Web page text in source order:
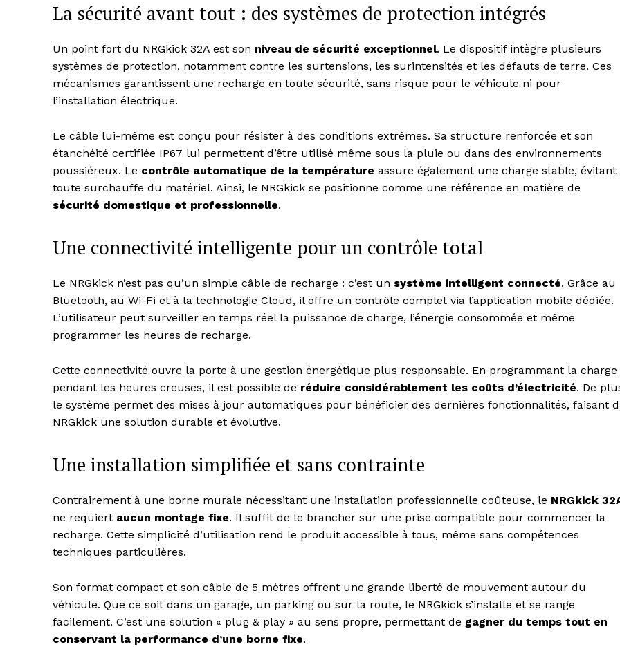
Magazine PRO
Company
My account
La sécurité avant tout : des systèmes de protection intégrés
Un point fort du NRGkick 32A est son niveau de sécurité exceptionnel. Le dispositif intègre plusieurs
systèmes de protection, notamment contre les surtensions, les surintensités et les défauts de terre. Ces
mécanismes garantissent une recharge en toute sécurité, sans risque pour le véhicule ni pour
l’installation électrique.
Le câble lui-même est conçu pour résister à des conditions extrêmes. Sa structure renforcée et son
étanchéité certifiée IP67 lui permettent d’être utilisé même sous la pluie ou dans des environnements
poussiéreux. Le contrôle automatique de la température assure également une charge stable, évitant
toute surchauffe du matériel. Ainsi, le NRGkick se positionne comme une référence en matière de
sécurité domestique et professionnelle.
Une connectivité intelligente pour un contrôle total
Le NRGkick n’est pas qu’un simple câble de recharge : c’est un système intelligent connecté. Grâce au
Bluetooth, au Wi-Fi et à la technologie Cloud, il offre un contrôle complet via l’application mobile dédiée.
L’utilisateur peut surveiller en temps réel la puissance de charge, l’énergie consommée et même
programmer les heures de recharge.
Cette connectivité ouvre la porte à une gestion énergétique plus responsable. En programmant la charge
pendant les heures creuses, il est possible de réduire considérablement les coûts d’électricité. De
le système permet des mises à jour automatiques pour bénéficier des dernières fonctionnalités, faisant
NRGkick une solution durable et évolutive.
Une installation simplifiée et sans contrainte
Contrairement à une borne murale nécessitant une installation professionnelle coûteuse, le NRGkick
ne requiert aucun montage fixe. Il suffit de le brancher sur une prise compatible pour commencer la
recharge. Cette simplicité d’utilisation rend le produit accessible à tous, même sans compétences
techniques particulières.
Son format compact et son câble de 5 mètres offrent une grande liberté de mouvement autour du
véhicule. Que ce soit dans un garage, un parking ou sur la route, le NRGkick s’installe et se range
facilement. C’est une solution « plug & play » au sens propre, permettant de gagner du temps tout en
conservant la performance d’une borne fixe.